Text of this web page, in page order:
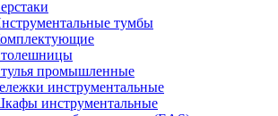
тумбы
промышленные
инструментальные
инструментальные